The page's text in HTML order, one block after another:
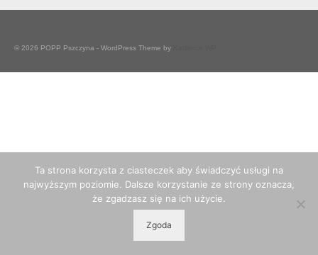
© 2026 POPP Pszczyna - WordPress Theme by
Ta strona korzysta z ciasteczek aby świadczyć usługi na
najwyższym poziomie. Dalsze korzystanie ze strony oznacza,
że zgadzasz się na ich użycie.
Zgoda